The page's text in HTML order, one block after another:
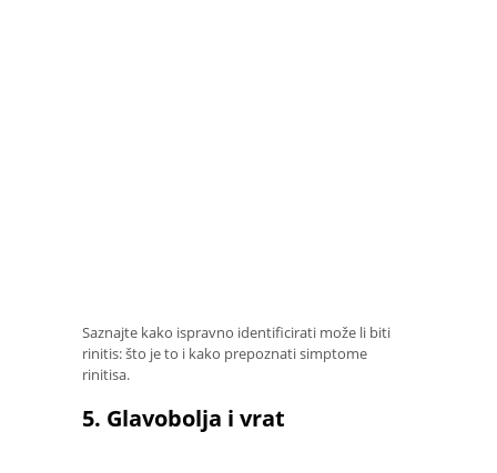
Saznajte kako ispravno identificirati može li biti
rinitis: što je to i kako prepoznati simptome
rinitisa.
5. Glavobolja i vrat